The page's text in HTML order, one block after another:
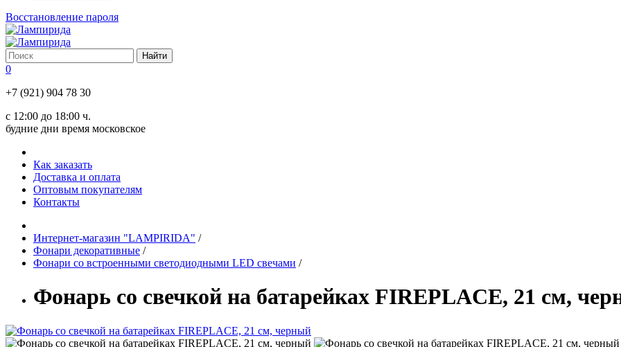
Восстановление пароля
0
+7 (921) 904 78 30
с 12:00 до 18:00 ч.
будние дни время московское
Как заказать
Доставка и оплата
Оптовым покупателям
Контакты
Интернет-магазин "LAMPIRIDA" /
Фонари декоративные /
Фонари со встроенными светодиодными LED свечами /
Фонарь со свечкой на батарейках FIREPLACE, 21 см,